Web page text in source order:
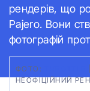
рендерів, що
Pajero. Вони
фотографій
ФОТО:
НЕОФІЦІЙНИЙ